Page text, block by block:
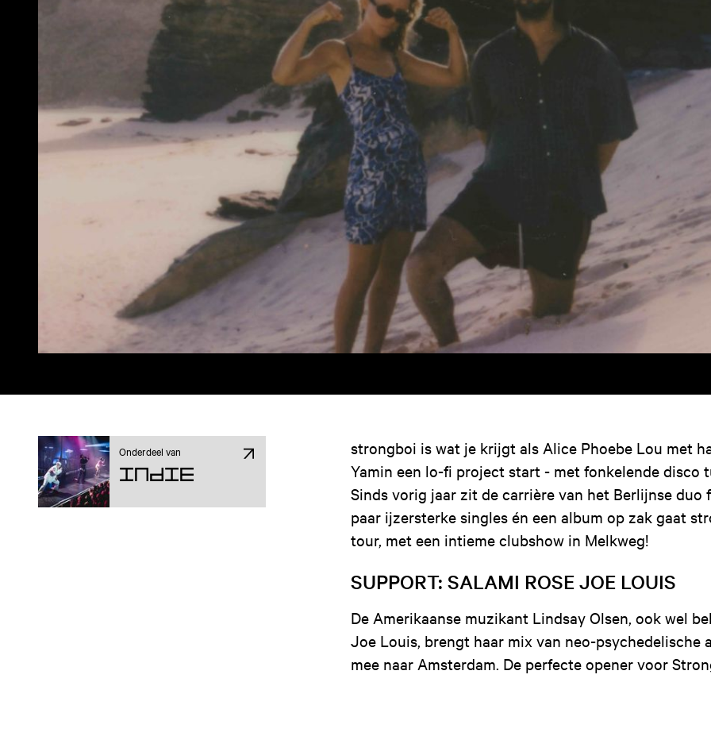
Onderdeel van
Indie
strongboi is wat je krijgt als Alice Phoebe Lou met
Yamin een lo-fi project start - met fonkelende disco
Sinds vorig jaar zit de carrière van het Berlijnse duo
paar ijzersterke singles én een album op zak gaat
tour, met een intieme clubshow in Melkweg!
SUPPORT: SALAMI ROSE JOE LOUIS
De Amerikaanse muzikant Lindsay Olsen, ook wel
Joe Louis, brengt haar mix van neo-psychedelische
mee naar Amsterdam. De perfecte opener voor